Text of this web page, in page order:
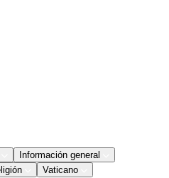
Información general
Vaticano